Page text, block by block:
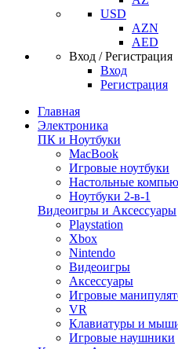
USD
AZN
AED
Вход / Регистрация
Вход
Регистрация
Главная
Электроника
ПК и Ноутбуки
MacBook
Игровые ноутбуки
Настольные
Ноутбуки 2-в-1
Видеоигры и Аксессуары
Playstation
Xbox
Nintendo
Видеоигры
Аксессуары
Игровые
VR
Клавиатуры и
Игровые наушники